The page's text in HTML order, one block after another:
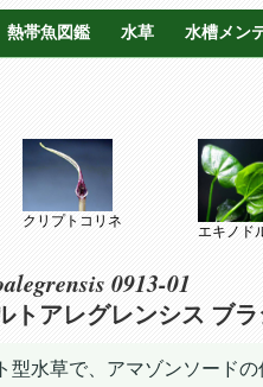
熱帯魚図鑑 水草 水槽メン
クリプトコリネ
エキノド
0913-01
トアレグレンシス ブ
型水草で、アマゾンソード